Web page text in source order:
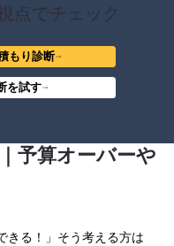
点でチェック
もり診断
を試す
予算オーバーや
きる！」そう考える方は